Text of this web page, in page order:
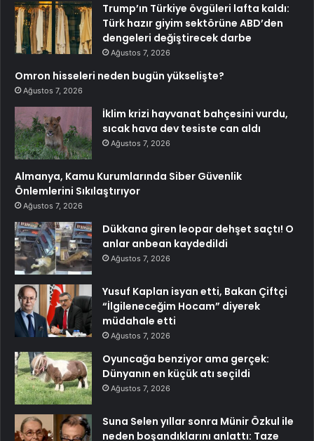
Trump’ın Türkiye övgüleri lafta kaldı:
Türk hazır giyim sektörüne ABD’den
dengeleri değiştirecek darbe
Ağustos 7, 2026
Omron hisseleri neden bugün yükselişte?
Ağustos 7, 2026
İklim krizi hayvanat bahçesini vurdu,
sıcak hava dev tesiste can aldı
Ağustos 7, 2026
Almanya, Kamu Kurumlarında Siber Güvenlik
Önlemlerini Sıkılaştırıyor
Ağustos 7, 2026
Dükkana giren leopar dehşet saçtı! O
anlar anbean kaydedildi
Ağustos 7, 2026
Yusuf Kaplan isyan etti, Bakan Çiftçi
“İlgileneceğim Hocam” diyerek
müdahale etti
Ağustos 7, 2026
Oyuncağa benziyor ama gerçek:
Dünyanın en küçük atı seçildi
Ağustos 7, 2026
Suna Selen yıllar sonra Münir Özkul ile
neden boşandıklarını anlattı: Taze